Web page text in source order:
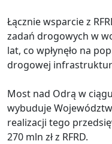
Łącznie wsparcie z
zadań drogowych w
lat, co wpłynęło na
drogowej
Most nad Odrą w
wybuduje
realizacji tego
270 mln zł z RFRD.